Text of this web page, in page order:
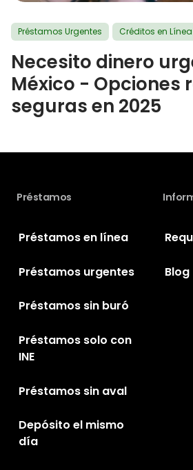
Préstamos Urgentes Créditos en Línea
Necesito dinero
México - Opciones
seguras en 2025
Préstamos
Préstamos en línea
Préstamos urgentes
Préstamos sin buró
Préstamos solo con
INE
Préstamos sin aval
Depósito el mismo
día
Blog